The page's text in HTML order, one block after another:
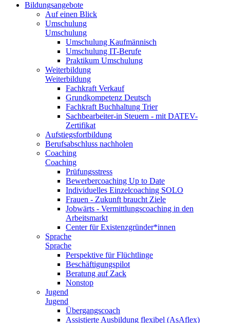
Bildungsangebote
Auf einen Blick
Umschulung
Umschulung
Umschulung Kaufmännisch
Umschulung IT-Berufe
Praktikum Umschulung
Weiterbildung
Weiterbildung
Fachkraft Verkauf
Grundkompetenz Deutsch
Fachkraft Buchhaltung Trier
Sachbearbeiter-in Steuern - mit DATEV-
Zertifikat
Aufstiegsfortbildung
Berufsabschluss nachholen
Coaching
Coaching
Prüfungsstress
Bewerbercoaching Up to Date
Individuelles Einzelcoaching SOLO
Frauen - Zukunft braucht Ziele
Jobwärts - Vermittlungscoaching in den
Arbeitsmarkt
Center für Existenzgründer*innen
Sprache
Sprache
Perspektive für Flüchtlinge
Beschäftigungspilot
Beratung auf Zack
Nonstop
Jugend
Jugend
Übergangscoach
Assistierte Ausbildung flexibel (AsAflex)